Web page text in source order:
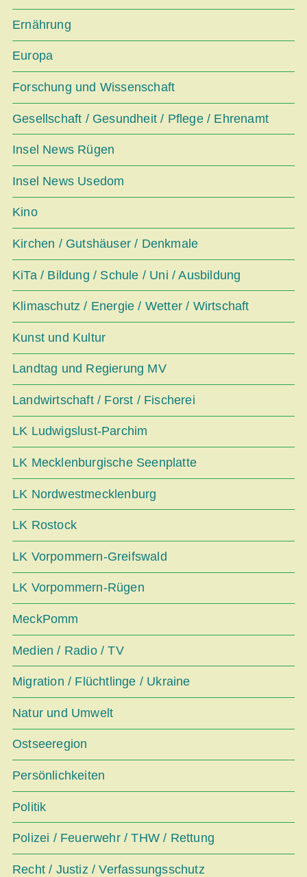
Ernährung
Europa
Forschung und Wissenschaft
Gesellschaft / Gesundheit / Pflege / Ehrenamt
Insel News Rügen
Insel News Usedom
Kino
Kirchen / Gutshäuser / Denkmale
KiTa / Bildung / Schule / Uni / Ausbildung
Klimaschutz / Energie / Wetter / Wirtschaft
Kunst und Kultur
Landtag und Regierung MV
Landwirtschaft / Forst / Fischerei
LK Ludwigslust-Parchim
LK Mecklenburgische Seenplatte
LK Nordwestmecklenburg
LK Rostock
LK Vorpommern-Greifswald
LK Vorpommern-Rügen
MeckPomm
Medien / Radio / TV
Migration / Flüchtlinge / Ukraine
Natur und Umwelt
Ostseeregion
Persönlichkeiten
Politik
Polizei / Feuerwehr / THW / Rettung
Recht / Justiz / Verfassungsschutz